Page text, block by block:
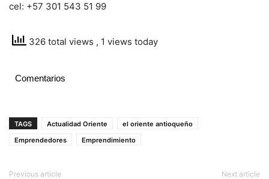
cel: +57 301 543 51 99
326 total views , 1 views today
Comentarios
TAGS Actualidad Oriente
el oriente antioqueño
Emprendedores
Emprendimiento
Previous article Next article